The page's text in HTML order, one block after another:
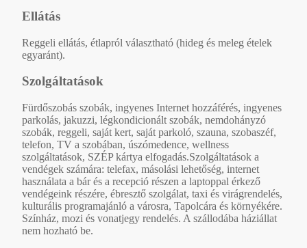
Ellátás
Reggeli ellátás, étlapról választható (hideg és meleg ételek
egyaránt).
Szolgáltatások
Fürdőszobás szobák, ingyenes Internet hozzáférés, ingyenes
parkolás, jakuzzi, légkondicionált szobák, nemdohányzó
szobák, reggeli, saját kert, saját parkoló, szauna, szobaszéf,
telefon, TV a szobában, úszómedence, wellness
szolgáltatások, SZÉP kártya elfogadás.Szolgáltatások a
vendégek számára: telefax, másolási lehetőség, internet
használata a bár és a recepció részen a laptoppal érkező
vendégeink részére, ébresztő szolgálat, taxi és virágrendelés,
kulturális programajánló a városra, Tapolcára és környékére.
Színház, mozi és vonatjegy rendelés. A szállodába háziállat
nem hozható be.